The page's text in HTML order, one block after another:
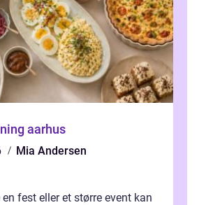
aarhus
Mia Andersen
fest eller et større event kan